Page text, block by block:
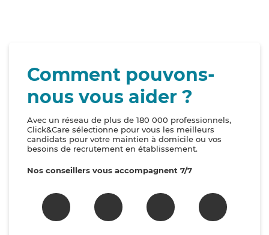
Comment pouvons-
nous vous aider ?
Avec un réseau de plus de 180 000 professionnels,
Click&Care sélectionne pour vous les meilleurs
candidats pour votre maintien à domicile ou vos
besoins de recrutement en établissement.
Nos conseillers vous accompagnent 7/7